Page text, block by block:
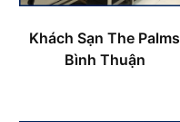
Khách Sạn The Palms
Bình Thuận